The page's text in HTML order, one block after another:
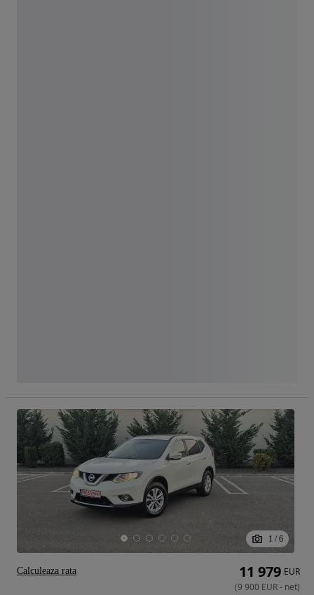
1 / 6
11 979 EUR
(9 900 EUR- net)
Calculeaza rata